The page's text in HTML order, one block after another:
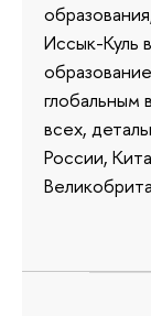
Иссык-Куль
глобальным
всех,
России,